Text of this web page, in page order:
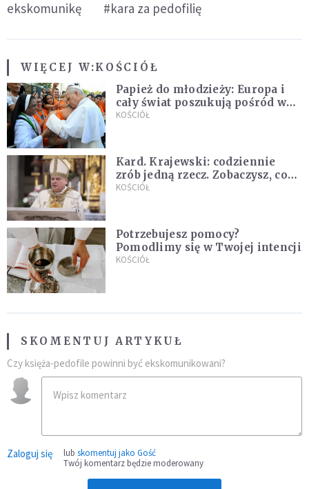
ekskomunikę
#kara za pedofilię
WIĘCEJ W:KOŚCIÓŁ
Papież do młodzieży: Europa i
cały świat poszukują pośród was
nowych świętych
KOŚCIÓŁ
Kard. Krajewski: codziennie
zrób jedną rzecz. Zobaczysz, co
stanie się z twoim życiem
KOŚCIÓŁ
Potrzebujesz pomocy?
Pomodlimy się w Twojej intencji
KOŚCIÓŁ
SKOMENTUJ ARTYKUŁ
Czy księża-pedofile powinni być ekskomunikowani?
Zaloguj się lub skomentuj jako Gość
Twój komentarz będzie moderowany